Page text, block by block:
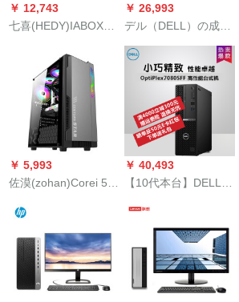
登録
￥ 12,743
七喜(HEDY)IABOXミ
成機21.5インジット
￥ 26,993
デル（DELL）の成绩
は3681ビジネ用デュ
スコンピタ本台（10
代i 5-0400 8 G 256
GSSD 1 T 3年访问ア
フタサービスビズ）
です。
￥ 5,993
佐漠(zohan)Corei 5
ィティッッックステ
ィッッッックスペッ
テッッック・セック
ス・クラッテップフ
ァファファファファ
￥ 40,493
【10代本台】DELL
型本台ビゼル用ミニ
ゲーム機23.8インテ
ィーフ2419 H 5-15/8
G/256 G固体/カスタ